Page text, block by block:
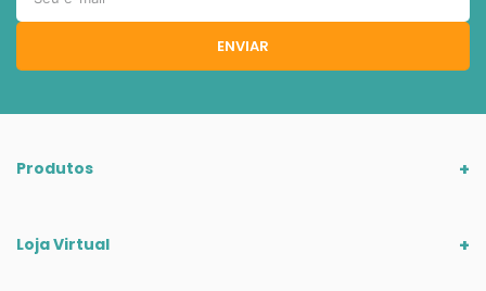
ENVIAR
Produtos
Loja Virtual